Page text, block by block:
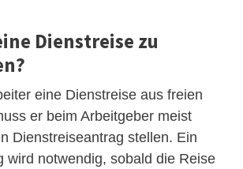
Dienstreise zu
eine Dienstreise aus freien
er beim Arbeitgeber meist
Dienstreiseantrag stellen. Ein
wird notwendig, sobald die Reise